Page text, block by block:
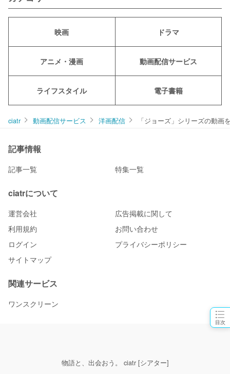
目次
映画 ドラマ
アニメ・漫画 動画配信サービス
ライフスタイル 電子書籍
ciatr 動画配信サービス 洋画配信 「ジョーズ」シリーズの動
記事情報
記事一覧 特集一覧
ciatrについて
運営会社
広告掲載に関して
利用規約
お問い合わせ
ログイン
プライバシーポリシー
サイトマップ
関連サービス
ワンスクリーン
物語と、出会おう。 ciatr [シアター]